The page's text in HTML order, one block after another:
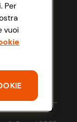
Per
vuoi
I COOKIE